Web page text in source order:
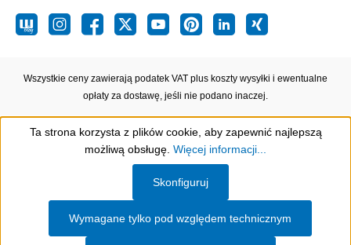
Wszystkie ceny zawierają podatek VAT plus koszty wysyłki i ewentualne
opłaty za dostawę, jeśli nie podano inaczej.
Ta strona korzysta z plików cookie, aby zapewnić najlepszą
możliwą obsługę. Więcej informacji...
Wymagane tylko pod względem technicznym
Skonfiguruj